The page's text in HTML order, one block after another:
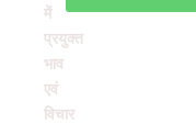
में
प्रयुक्त
भाव
एवं
विचार